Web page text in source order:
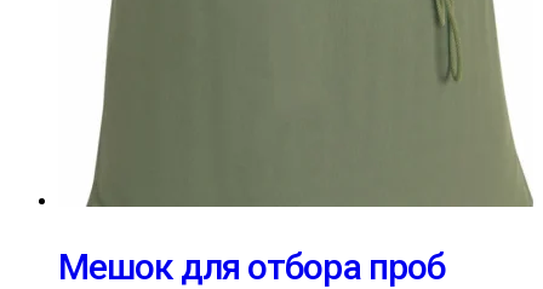
Мешок для отбора проб